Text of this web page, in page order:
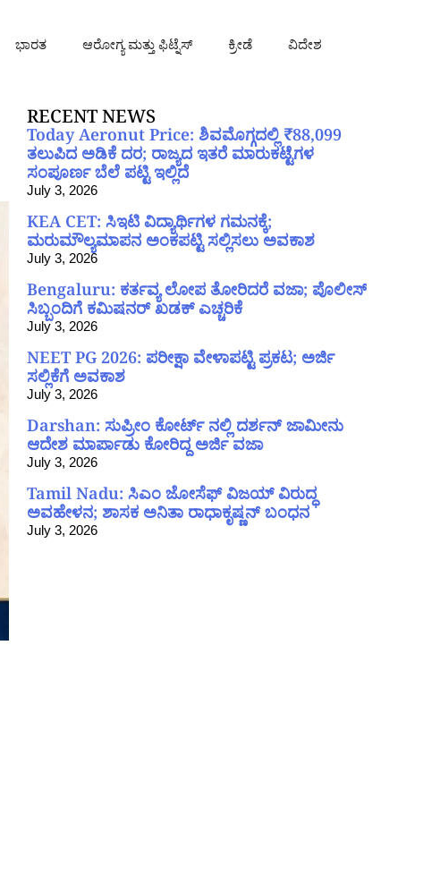
ಭಾರತ ಆರೋಗ್ಯ ಮತ್ತು ಫಿಟ್ನೆಸ್ ಕ್ರೀಡೆ ವಿದೇಶ
RECENT NEWS
Today Aeronut Price: ಶಿವಮೊಗ್ಗದಲ್ಲಿ ₹88,099
ತಲುಪಿದ ಅಡಿಕೆ ದರ; ರಾಜ್ಯದ ಇತರೆ ಮಾರುಕಟ್ಟೆಗಳ
ಸಂಪೂರ್ಣ ಬೆಲೆ ಪಟ್ಟಿ ಇಲ್ಲಿದೆ
July 3, 2026
KEA CET: ಸಿಇಟಿ ವಿದ್ಯಾರ್ಥಿಗಳ ಗಮನಕ್ಕೆ;
ಮರುಮೌಲ್ಯಮಾಪನ ಅಂಕಪಟ್ಟಿ ಸಲ್ಲಿಸಲು ಅವಕಾಶ
July 3, 2026
Bengaluru: ಕರ್ತವ್ಯ ಲೋಪ ತೋರಿದರೆ ವಜಾ; ಪೊಲೀಸ್
ಸಿಬ್ಬಂದಿಗೆ ಕಮಿಷನರ್ ಖಡಕ್ ಎಚ್ಚರಿಕೆ
July 3, 2026
NEET PG 2026: ಪರೀಕ್ಷಾ ವೇಳಾಪಟ್ಟಿ ಪ್ರಕಟ; ಅರ್ಜಿ
ಸಲ್ಲಿಕೆಗೆ ಅವಕಾಶ
July 3, 2026
Darshan: ಸುಪ್ರೀಂ ಕೋರ್ಟ್ ನಲ್ಲಿ ದರ್ಶನ್ ಜಾಮೀನು
ಆದೇಶ ಮಾರ್ಪಾಡು ಕೋರಿದ್ದ ಅರ್ಜಿ ವಜಾ
July 3, 2026
Tamil Nadu: ಸಿಎಂ ಜೋಸೆಫ್ ವಿಜಯ್ ವಿರುದ್ಧ
ಅವಹೇಳನ; ಶಾಸಕ ಅನಿತಾ ರಾಧಾಕೃಷ್ಣನ್ ಬಂಧನ
July 3, 2026